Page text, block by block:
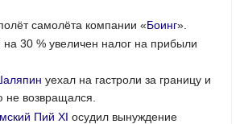
самолёта компании «Боинг».
30 % увеличен налог на прибыли
уехал на гастроли за границу и
не возвращался.
Пий XI осудил вынуждение